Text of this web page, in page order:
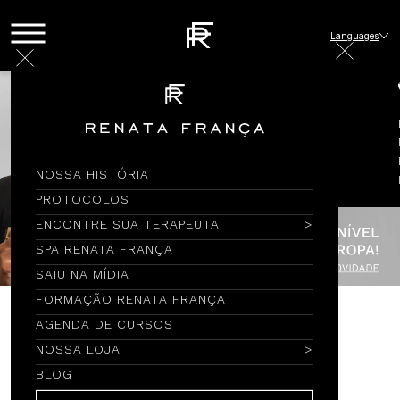
NOSSA HISTÓRIA
PROTOCOLOS
ENCONTRE SUA TERAPEUTA
SPA RENATA FRANÇA
SAIU NA MÍDIA
FORMAÇÃO RENATA FRANÇA
AGENDA DE CURSOS
NOSSA LOJA
BLOG
Languages
Encontre por Nome